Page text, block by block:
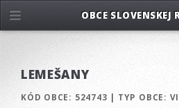
LEMEŠANY
KÓD OBCE: 524743 | TYP OBCE:
OBCE SLOVENSKEJ